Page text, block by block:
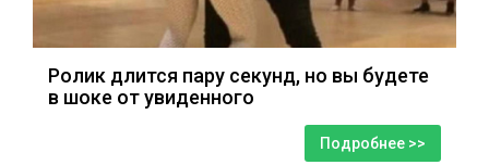
Ролик длится пару секунд, но вы будете
в шоке от увиденного
Подробнее >>